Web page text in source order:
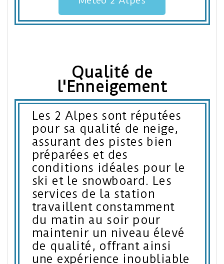
Qualité de
l'Enneigement
Les 2 Alpes sont réputées
pour sa qualité de neige,
assurant des pistes bien
préparées et des
conditions idéales pour le
ski et le snowboard. Les
services de la station
travaillent constamment
du matin au soir pour
maintenir un niveau élevé
de qualité, offrant ainsi
une expérience inoubliable